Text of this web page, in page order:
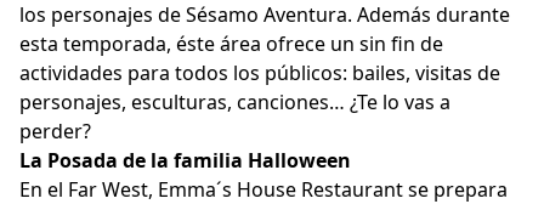
los personajes de Sésamo Aventura. Además durante
esta temporada, éste área ofrece un sin fin de
actividades para todos los públicos: bailes, visitas de
personajes, esculturas, canciones… ¿Te lo vas a
perder?
La Posada de la familia Halloween
En el Far West, Emma´s House Restaurant se prepara